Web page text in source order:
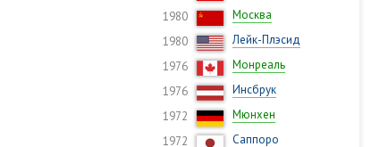
1980
Москва
1980
Лейк-Плэсид
1976
Монреаль
1976
Инсбрук
1972
Мюнхен
1972
Саппоро